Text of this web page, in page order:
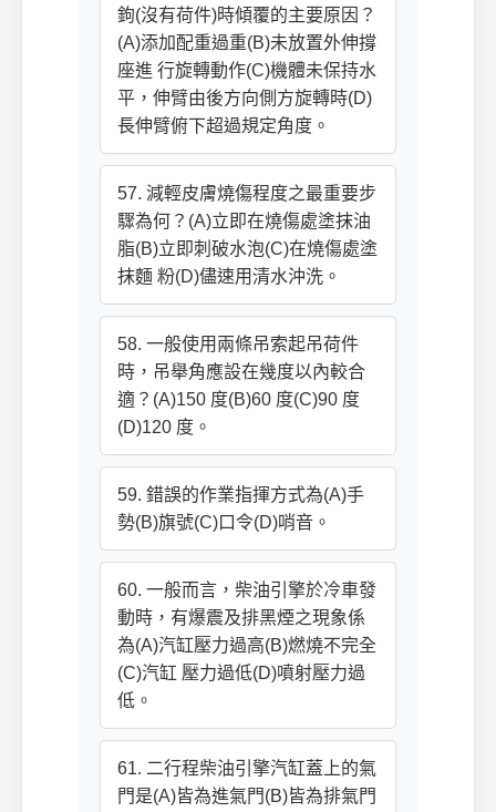
鉤(沒有荷件)時傾覆的主要原因？
(A)添加配重過重(B)未放置外伸撐
座進 行旋轉動作(C)機體未保持水
平，伸臂由後方向側方旋轉時(D)
長伸臂俯下超過規定角度。
57. 減輕皮膚燒傷程度之最重要步
驟為何？(A)立即在燒傷處塗抹油
脂(B)立即刺破水泡(C)在燒傷處塗
抹麵 粉(D)儘速用清水沖洗。
58. 一般使用兩條吊索起吊荷件
時，吊舉角應設在幾度以內較合
適？(A)150 度(B)60 度(C)90 度
(D)120 度。
59. 錯誤的作業指揮方式為(A)手
勢(B)旗號(C)口令(D)哨音。
60. 一般而言，柴油引擎於冷車發
動時，有爆震及排黑煙之現象係
為(A)汽缸壓力過高(B)燃燒不完全
(C)汽缸 壓力過低(D)噴射壓力過
低。
61. 二行程柴油引擎汽缸蓋上的氣
門是(A)皆為進氣門(B)皆為排氣門